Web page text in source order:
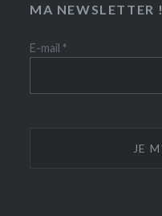
MA NEWSLETTER !
E-mail*